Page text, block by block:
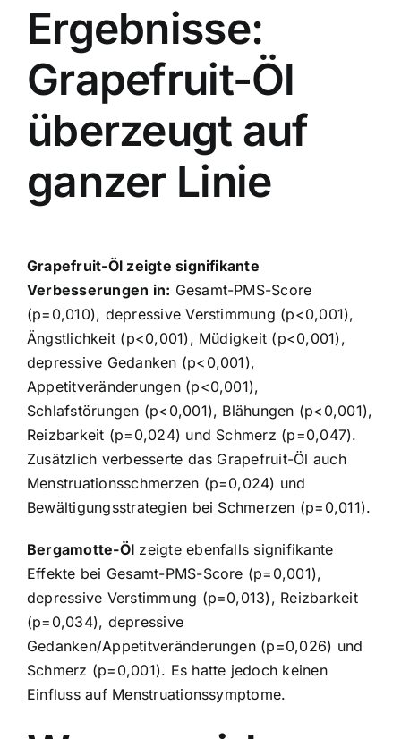
Ergebnisse:
Grapefruit-Öl
überzeugt auf
ganzer Linie
Grapefruit-Öl zeigte signifikante
Verbesserungen in: Gesamt-PMS-Score
(p=0,010), depressive Verstimmung (p<0,001),
Ängstlichkeit (p<0,001), Müdigkeit (p<0,001),
depressive Gedanken (p<0,001),
Appetitveränderungen (p<0,001),
Schlafstörungen (p<0,001), Blähungen (p<0,001),
Reizbarkeit (p=0,024) und Schmerz (p=0,047).
Zusätzlich verbesserte das Grapefruit-Öl auch
Menstruationsschmerzen (p=0,024) und
Bewältigungsstrategien bei Schmerzen (p=0,011).
Bergamotte-Öl zeigte ebenfalls signifikante
Effekte bei Gesamt-PMS-Score (p=0,001),
depressive Verstimmung (p=0,013), Reizbarkeit
(p=0,034), depressive
Gedanken/Appetitveränderungen (p=0,026) und
Schmerz (p=0,001). Es hatte jedoch keinen
Einfluss auf Menstruationssymptome.